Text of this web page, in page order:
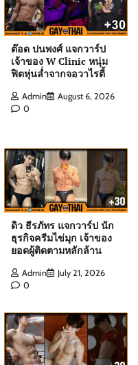
ต๊อด ปนพงศ์ แจกวาร์ป
เจ้าของ W Clinic หนุ่ม
ฟิตหุ่นล่ำจากจอวาไรตี้
Admin
August 6, 2026
0
ดิว ธีรภัทร แจกวาร์ป นัก
ธุรกิจครีมไข่มุก เจ้าของ
ยอดผู้ติดตามหลักล้าน
Admin
July 21, 2026
0
กจอวาไรตี้
6, 2026 0
แจกวาร์ป หนุ่มหน้าหวาน
ตรดิตถ์
6, 2026 0
ดตามหลักล้าน
21, 2026